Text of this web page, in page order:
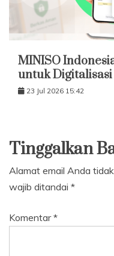
MINISO
untuk
23 Jul 2026 15:42
Tinggalkan
Alamat email Anda
wajib ditandai *
Komentar*